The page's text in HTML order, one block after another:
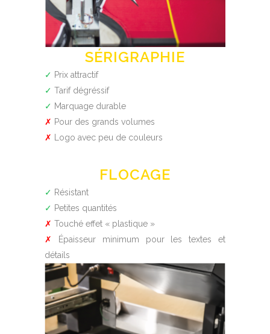
SÉRIGRAPHIE
✓ Prix attractif
✓ Tarif dégréssif
✓ Marquage durable
✗ Pour des grands volumes
✗ Logo avec peu de couleurs
FLOCAGE
✓ Résistant
✓ Petites quantités
✗ Touché effet « plastique »
✗
Épaisseur minimum pour les textes et
détails